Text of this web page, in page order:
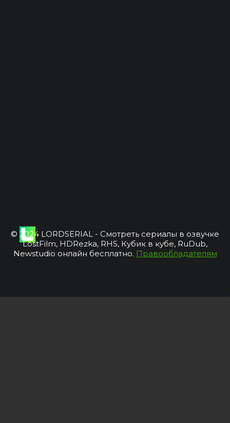
© 2024 LORDSERIAL - Смотреть сериалы в озвучке
LostFilm, HDRezka, RHS, Кубик в кубе, RuDub,
Newstudio онлайн бесплатно. Правообладателям